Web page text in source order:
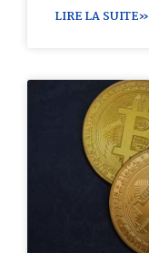
LIRE LA SUITE»